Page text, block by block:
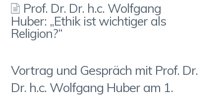
Prof. Dr. Dr. h.c. Wolfgang
Huber: „Ethik ist wichtiger als
Religion?“
Vortrag und Gespräch mit Prof. Dr.
Dr. h.c. Wolfgang Huber am 1.